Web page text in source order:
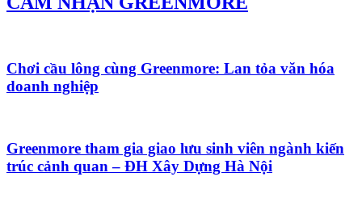
Chơi cầu lông cùng Greenmore: Lan tỏa văn hóa
doanh nghiệp
Greenmore tham gia giao lưu sinh viên ngành kiến
trúc cảnh quan – ĐH Xây Dựng Hà Nội